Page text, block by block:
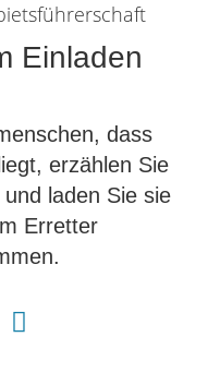
Einladen
dass
erzählen Sie
laden Sie sie
Erretter